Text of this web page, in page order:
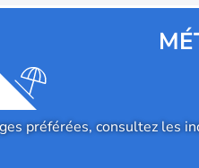
préférées, consultez les